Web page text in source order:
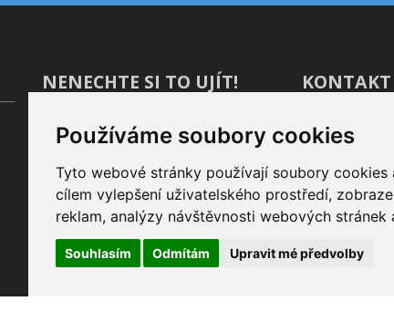
Používáme soubory cookies
Tyto webové stránky používají soubory cookies
cílem vylepšení uživatelského prostředí,
reklam, analýzy návštěvnosti webových
Souhlasím Odmítám Upravit mé předvolby
NENECHTE SI TO UJÍT!
Blog
Pomocník do prohlížeče
KONTAKT
GIVT.cz s. r.
779 00
IČ: 04071433
Jsme tu pro
info@givt.cz